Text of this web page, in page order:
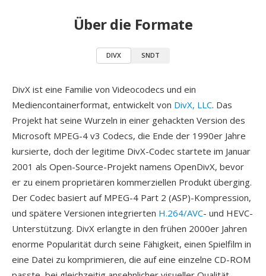
Über die Formate
DIVX SNDT
DivX ist eine Familie von Videocodecs und ein
Mediencontainerformat, entwickelt von DivX, LLC. Das
Projekt hat seine Wurzeln in einer gehackten Version des
Microsoft MPEG-4 v3 Codecs, die Ende der 1990er Jahre
kursierte, doch der legitime DivX-Codec startete im Januar
2001 als Open-Source-Projekt namens OpenDivX, bevor
er zu einem proprietären kommerziellen Produkt überging.
Der Codec basiert auf MPEG-4 Part 2 (ASP)-Kompression,
und spätere Versionen integrierten H.264/AVC- und HEVC-
Unterstützung. DivX erlangte in den frühen 2000er Jahren
enorme Popularität durch seine Fähigkeit, einen Spielfilm in
eine Datei zu komprimieren, die auf eine einzelne CD-ROM